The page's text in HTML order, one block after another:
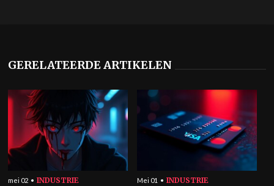
GERELATEERDE ARTIKELEN
mei 02 INDUSTRIE Mei 01 INDUSTRIE